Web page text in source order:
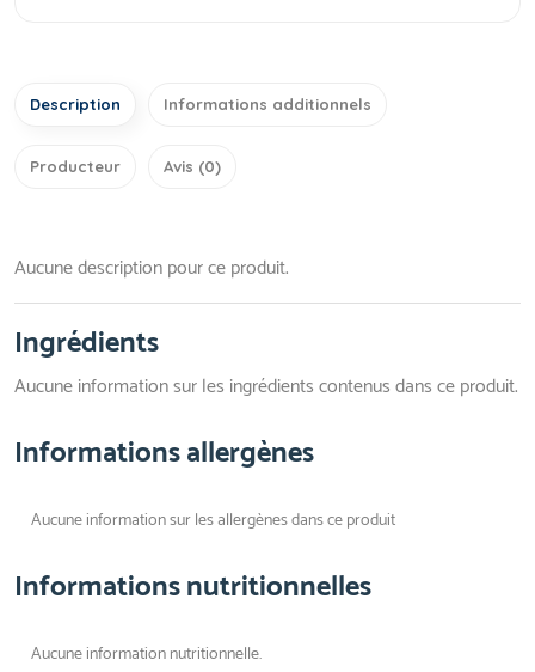
Description Informations additionnels
Producteur Avis (0)
Aucune description pour ce produit.
Ingrédients
Aucune information sur les ingrédients contenus dans ce produit.
Informations allergènes
Aucune information sur les allergènes dans ce produit
Informations nutritionnelles
Aucune information nutritionnelle.